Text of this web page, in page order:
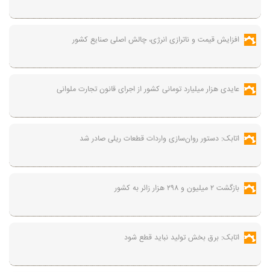
افزایش قیمت و ناترازی انرژی، چالش اصلی صنایع کشور
عایدی هزار میلیارد تومانی کشور از اجرای قانون تجارت ملوانی
اتابک: دستور روان‌سازی واردات قطعات ریلی صادر شد
بازگشت ۲ میلیون و ۲۹۸ هزار زائر به کشور
اتابک: برق بخش تولید نباید قطع شود